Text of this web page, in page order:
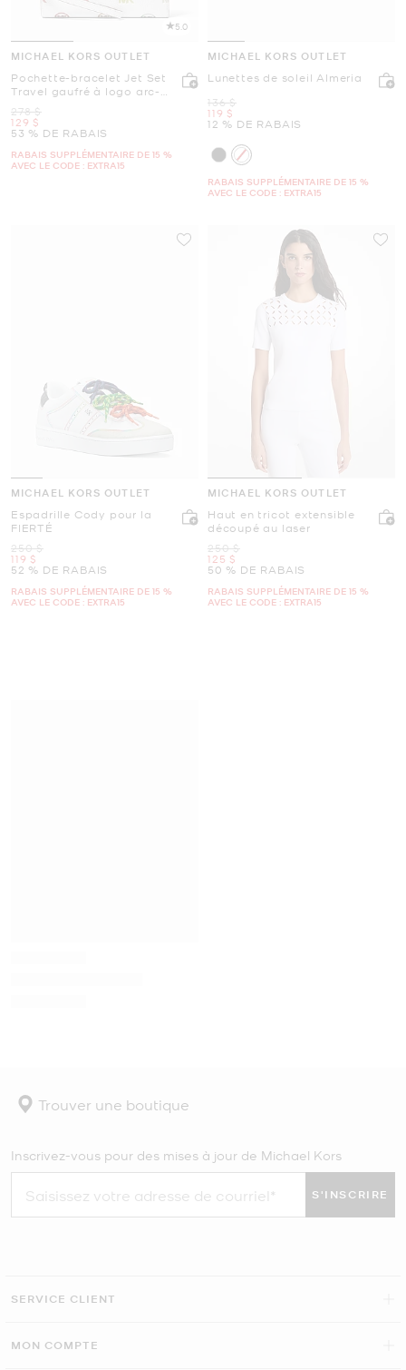
5.0
MICHAEL KORS OUTLET
Pochette-bracelet Jet Set
Travel gaufré à logo arc-
était
278 $
maintenant
129 $
53 % DE RABAIS
RABAIS SUPPLÉMENTAIRE DE 15 %
AVEC LE CODE : EXTRA15
MICHAEL KORS OUTLET
Lunettes de soleil Almeria
était
136 $
maintenant
119 $
12 % DE RABAIS
RABAIS SUPPLÉMENTAIRE DE 15 %
AVEC LE CODE : EXTRA15
MICHAEL KORS OUTLET
Espadrille Cody pour la
FIERTÉ
était
250 $
maintenant
119 $
52 % DE RABAIS
RABAIS SUPPLÉMENTAIRE DE 15 %
AVEC LE CODE : EXTRA15
MICHAEL KORS OUTLET
Haut en tricot extensible
découpé au laser
était
250 $
maintenant
125 $
50 % DE RABAIS
RABAIS SUPPLÉMENTAIRE DE 15 %
AVEC LE CODE : EXTRA15
Trouver une boutique
Inscrivez-vous pour des mises à jour de Michael Kors
S'INSCRIRE
SERVICE CLIENT
MON COMPTE